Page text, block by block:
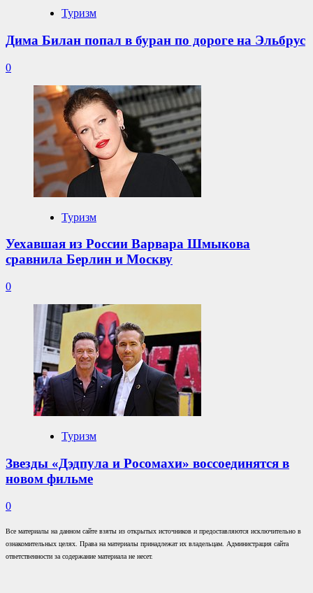
Туризм
Дима Билан попал в буран по дороге на Эльбрус
0
Туризм
Уехавшая из России Варвара Шмыкова
сравнила Берлин и Москву
0
Туризм
Звезды «Дэдпула и Росомахи» воссоединятся в
новом фильме
0
Все материалы на данном сайте взяты из открытых источников и предоставляются исключительно в
ознакомительных целях. Права на материалы принадлежат их владельцам. Администрация сайта
ответственности за содержание материала не несет.